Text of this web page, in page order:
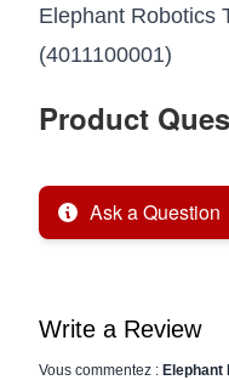
Elephant Robotics
(4011100001)
Product
Ask a Question
Write a Review
Vous commentez : Elephant